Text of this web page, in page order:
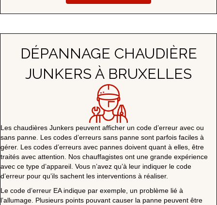
DÉPANNAGE CHAUDIÈRE
JUNKERS À BRUXELLES
Les chaudières Junkers peuvent afficher un code d’erreur avec ou
sans panne. Les codes d’erreurs sans panne sont parfois faciles à
gérer. Les codes d’erreurs avec pannes doivent quant à elles, être
traités avec attention. Nos chauffagistes ont une grande expérience
avec ce type d’appareil. Vous n’avez qu’à leur indiquer le code
d’erreur pour qu’ils sachent les interventions à réaliser.
Le code d’erreur EA indique par exemple, un problème lié à
l’allumage. Plusieurs points pouvant causer la panne peuvent être